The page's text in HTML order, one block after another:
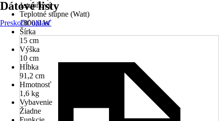
1stupňový
Teplotné stupne (Watt)
1800,0 W
Šírka
15 cm
Výška
10 cm
Hĺbka
91,2 cm
Hmotnosť
1,6 kg
Vybavenie
Žiadne
Dátové listy
Preskočiť oblasť